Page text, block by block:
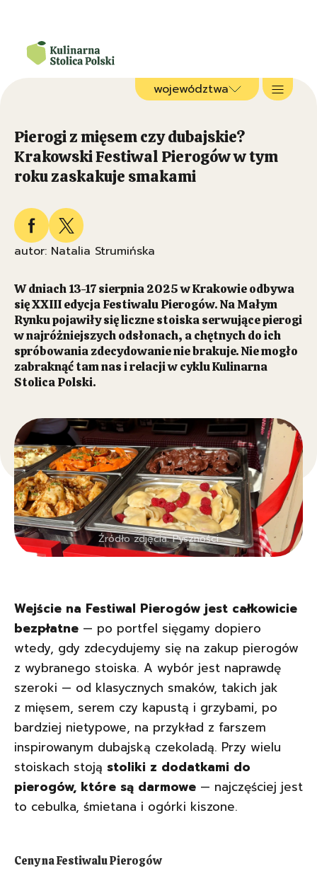
województwa
Pierogi z mięsem czy dubajskie?
Krakowski Festiwal Pierogów w tym
roku zaskakuje smakami
autor: Natalia Strumińska
W dniach 13-17 sierpnia 2025 w Krakowie odbywa
się XXIII edycja Festiwalu Pierogów. Na Małym
Rynku pojawiły się liczne stoiska serwujące pierogi
w najróżniejszych odsłonach, a chętnych do ich
spróbowania zdecydowanie nie brakuje. Nie mogło
zabraknąć tam nas i relacji w cyklu Kulinarna
Stolica Polski.
Źródło zdjęcia: Pyszności
Wejście na Festiwal Pierogów jest całkowicie
bezpłatne — po portfel sięgamy dopiero
wtedy, gdy zdecydujemy się na zakup pierogów
z wybranego stoiska. A wybór jest naprawdę
szeroki — od klasycznych smaków, takich jak
z mięsem, serem czy kapustą i grzybami, po
bardziej nietypowe, na przykład z farszem
inspirowanym dubajską czekoladą. Przy wielu
stoiskach stoją stoliki z dodatkami do
pierogów, które są darmowe — najczęściej jest
to cebulka, śmietana i ogórki kiszone.
Ceny na Festiwalu Pierogów